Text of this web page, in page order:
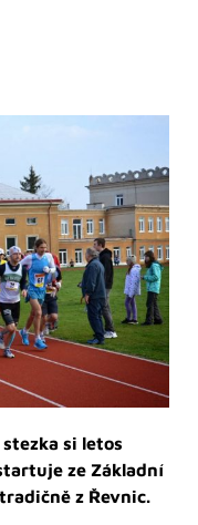
si letos
ze Základní
z Řevnic.